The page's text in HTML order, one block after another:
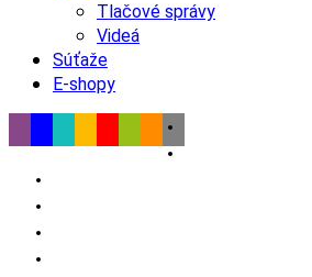
Tlačové správy
Videá
Súťaže
E-shopy